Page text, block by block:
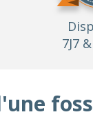
7J7